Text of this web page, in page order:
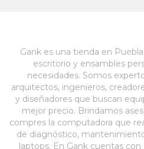
Gank es una tienda en
escritorio y ensambles
necesidades. Somos
arquitectos, ingenieros,
y diseñadores que buscan
mejor precio. Brindamos
compres la computadora que
de diagnóstico,
laptops. En Gank cuentas